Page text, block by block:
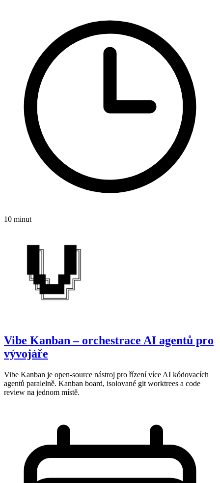
10 minut
Vibe Kanban – orchestrace AI agentů pro
vývojáře
Vibe Kanban je open-source nástroj pro řízení více AI kódovacích
agentů paralelně. Kanban board, isolované git worktrees a code
review na jednom místě.